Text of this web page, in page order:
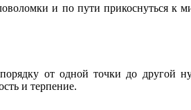
и по пути прикоснуться к
от одной точки до другой
и терпение.